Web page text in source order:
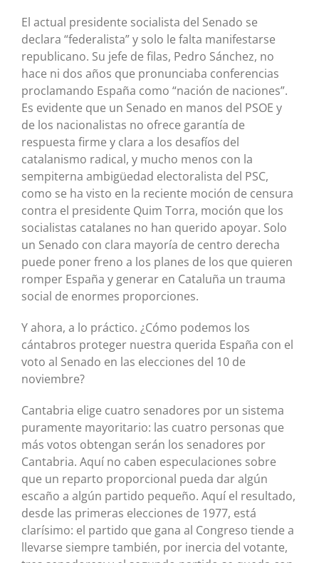
El actual presidente socialista del Senado se
declara “federalista” y solo le falta manifestarse
republicano. Su jefe de filas, Pedro Sánchez, no
hace ni dos años que pronunciaba conferencias
proclamando España como “nación de naciones”.
Es evidente que un Senado en manos del PSOE y
de los nacionalistas no ofrece garantía de
respuesta firme y clara a los desafíos del
catalanismo radical, y mucho menos con la
sempiterna ambigüedad electoralista del PSC,
como se ha visto en la reciente moción de censura
contra el presidente Quim Torra, moción que los
socialistas catalanes no han querido apoyar. Solo
un Senado con clara mayoría de centro derecha
puede poner freno a los planes de los que quieren
romper España y generar en Cataluña un trauma
social de enormes proporciones.
Y ahora, a lo práctico. ¿Cómo podemos los
cántabros proteger nuestra querida España con el
voto al Senado en las elecciones del 10 de
noviembre?
Cantabria elige cuatro senadores por un sistema
puramente mayoritario: las cuatro personas que
más votos obtengan serán los senadores por
Cantabria. Aquí no caben especulaciones sobre
que un reparto proporcional pueda dar algún
escaño a algún partido pequeño. Aquí el resultado,
desde las primeras elecciones de 1977, está
clarísimo: el partido que gana al Congreso tiende a
llevarse siempre también, por inercia del votante,